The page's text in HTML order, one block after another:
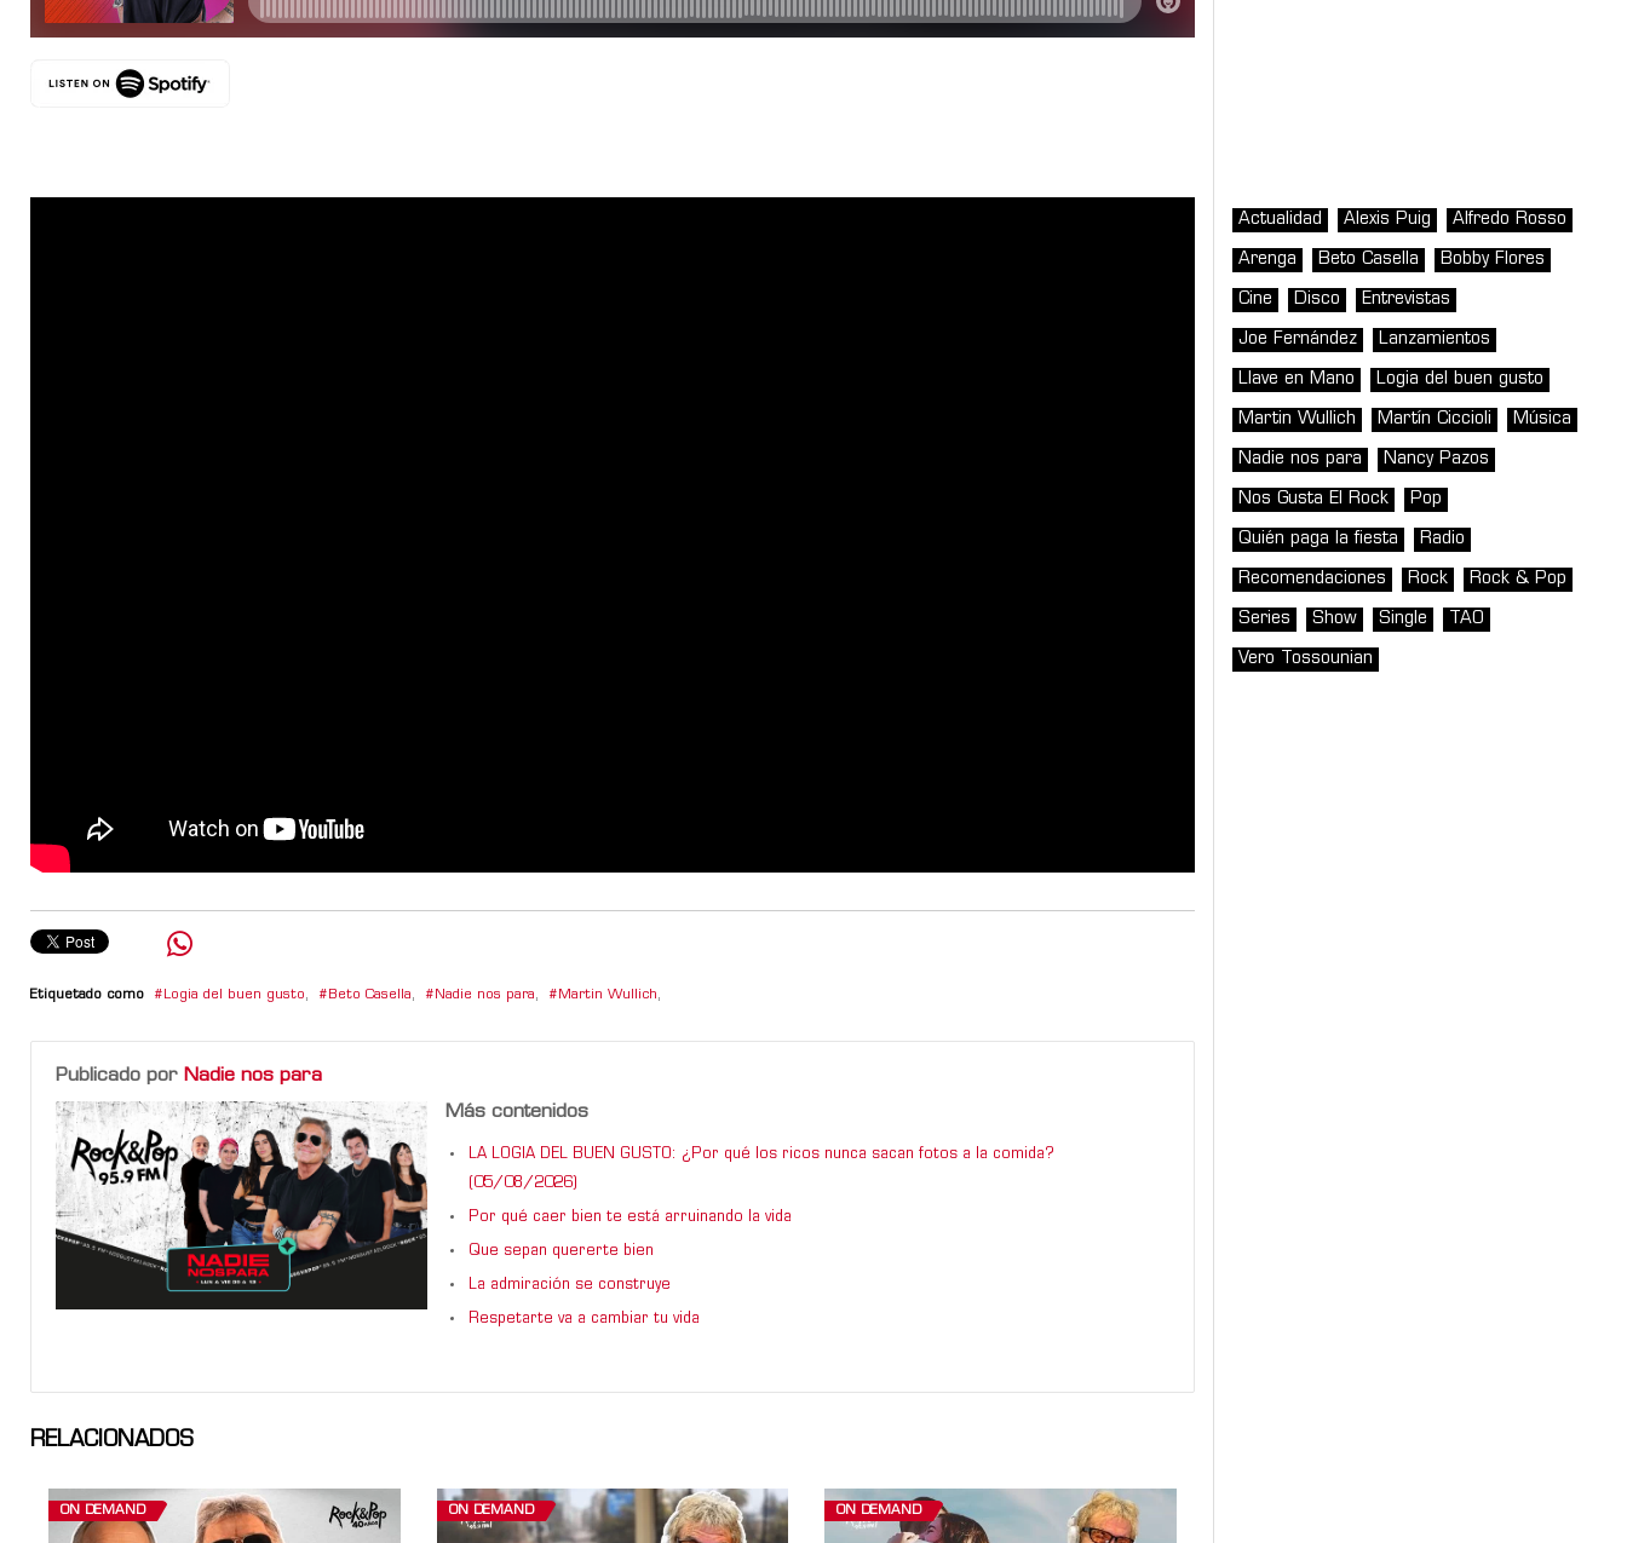
Etiquetado como Logia del buen gusto, Beto Casella, Nadie nos para, Martin Wullich,
Publicado por Nadie nos para
Más contenidos
LA LOGIA DEL BUEN GUSTO: ¿Por qué los ricos nunca sacan fotos a la comida?
(05/08/2026)
Por qué caer bien te está arruinando la vida
Que sepan quererte bien
La admiración se construye
Respetarte va a cambiar tu vida
RELACIONADOS
ON DEMAND ON DEMAND ON DEMAND
Actualidad Alexis Puig Alfredo Rosso
Arenga Beto Casella Bobby Flores
Cine Disco Entrevistas
Joe Fernández Lanzamientos
Llave en Mano Logia del buen gusto
Martin Wullich Martín Ciccioli Música
Nadie nos para Nancy Pazos
Nos Gusta El Rock Pop
Quién paga la fiesta Radio
Recomendaciones Rock Rock & Pop
Series Show Single TAO
Vero Tossounian